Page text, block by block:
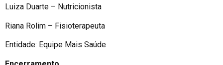
Luiza Duarte – Nutricionista
Riana Rolim – Fisioterapeuta
Entidade: Equipe Mais Saúde